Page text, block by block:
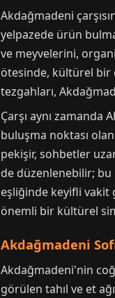
Akdağmadeni
yelpazede ürün
ve meyvelerini,
ötesinde, kültürel bir
tezgahları,
Çarşı aynı
buluşma noktası
pekişir, sohbetler
de düzenlenebilir; bu
eşliğinde keyifli vakit
önemli bir kültürel
Akdağmadeni
Akdağmadeni'nin
görülen tahıl ve et